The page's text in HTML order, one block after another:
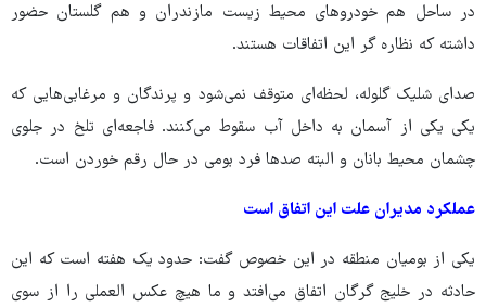
در ساحل هم خودروهای محیط زیست مازندران و هم گلستان حضور
داشته که نظاره گر این اتفاقات هستند.
صدای شلیک گلوله، لحظه‌ای متوقف نمی‌شود و پرندگان و مرغابی‌هایی که
یکی یکی از آسمان به داخل آب سقوط می‌کنند. فاجعه‌ای تلخ در جلوی
چشمان محیط بانان و البته صدها فرد بومی در حال رقم خوردن است.
عملکرد مدیران علت این اتفاق است
یکی از بومیان منطقه در این خصوص گفت: حدود یک هفته است که این
حادثه در خلیج گرگان اتفاق می‌افتد و ما هیچ عکس العملی را از سوی